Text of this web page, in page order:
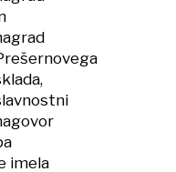
imela